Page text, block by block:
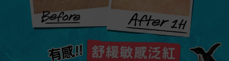
舒緩敏感泛紅